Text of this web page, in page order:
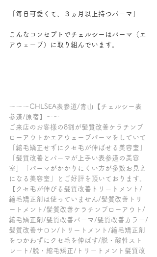
「毎日可愛くて、３ヵ月以上持つパーマ」
こんなコンセプトでチェルシーはパーマ（エ
アウェーブ）に取り組んでいます。
～～～CHLSEA表参道/青山【チェルシー表
参道/原宿】～～
ご来店のお客様の8割が髪質改善ケラチンブ
ローアウトかエアウェーブパーマをしていて
「縮毛矯正せずにクセ毛が伸ばせる美容室」
「髪質改善とパーマが上手い表参道の美容
室」「パーマがかかりにくい方が多数お見え
になる美容室」とご好評を頂いております。
【クセ毛が伸びる髪質改善トリートメント/
縮毛矯正剤は使っていません/髪質改善トリ
ートメント/髪質改善ケラチンブローアウト/
縮毛矯正剤/髪質改善パーマ/髪質改善カラー/
髪質改善サロン/トリートメント/縮毛矯正剤
をつかわずにクセ毛を伸ばす/脱・酸性スト
レート/脱・縮毛矯正/トリートメント髪質改